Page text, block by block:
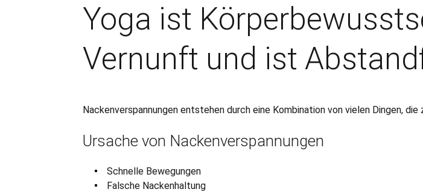
Yoga ist
Vernunft und ist
Nackenverspannungen entstehen durch eine Kombination von vielen Dingen, die
Ursache von Nackenverspannungen
Schnelle Bewegungen
Falsche Nackenhaltung